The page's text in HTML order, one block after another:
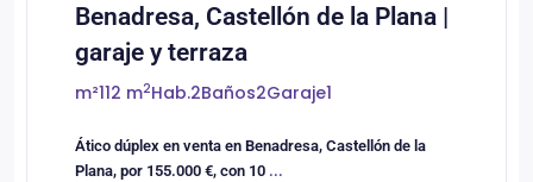
Benadresa, Castellón de la Plana |
garaje y terraza
m²112 m2Hab.2Baños2Garaje1
Ático dúplex en venta en Benadresa, Castellón de la
Plana, por 155.000 €, con 10 ...